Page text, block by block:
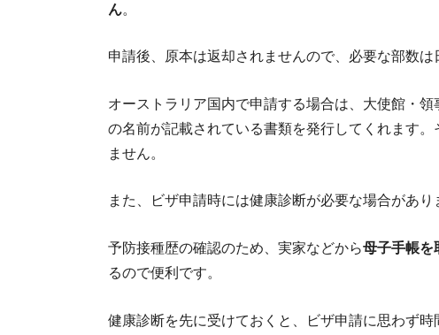
ん。
申請後、原本は返却されませんので、必要な部数は
オーストラリア国内で申請する場合は、大使館・
の名前が記載されている書類を発行してくれます
ません。
また、ビザ申請時には健康診断が必要な場合があり
予防接種歴の確認のため、実家などから母子手帳を
るので便利です。
健康診断を先に受けておくと、ビザ申請に思わず